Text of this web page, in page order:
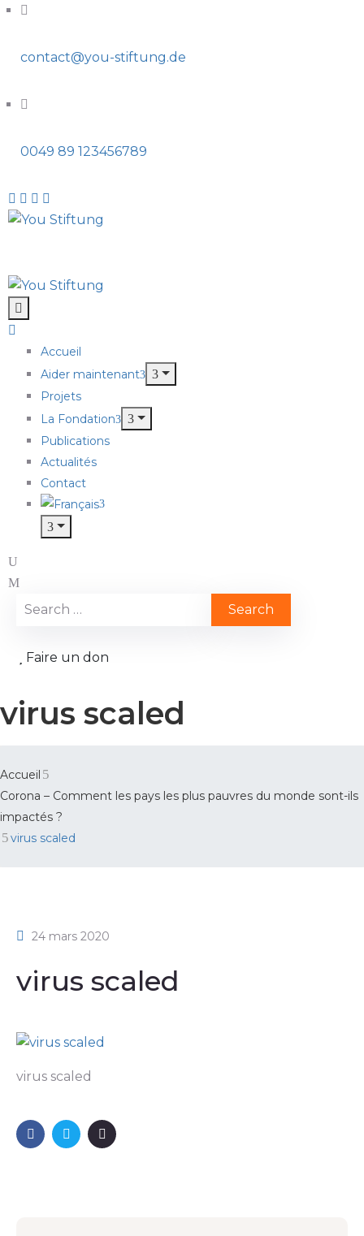
contact@you-stiftung.de
0049 89 123456789
Accueil
Aider maintenant
Projets
La Fondation
Publications
Actualités
Contact
Faire un don
virus scaled
Accueil
Corona – Comment les pays les plus pauvres du monde sont-ils
impactés ?
virus scaled
24 mars 2020
virus scaled
virus scaled